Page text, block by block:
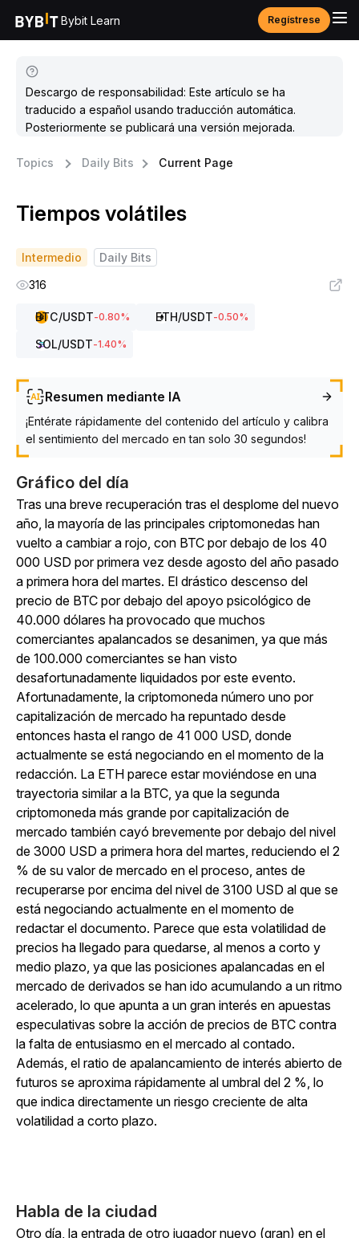
Bybit Learn Regístrese
Descargo de responsabilidad: Este artículo se ha
traducido a español usando traducción automática.
Posteriormente se publicará una versión mejorada.
Topics Daily Bits Current Page
Tiempos volátiles
Intermedio
Daily Bits
316
BTC/USDT-0.80% ETH/USDT-0.50%
SOL/USDT-1.40%
Resumen mediante IA
¡Entérate rápidamente del contenido del artículo y calibra
el sentimiento del mercado en tan solo 30 segundos!
Gráfico del día
Tras una breve recuperación tras el desplome del nuevo
año, la mayoría de las principales criptomonedas han
vuelto a cambiar a rojo, con BTC por debajo de los 40
000 USD por primera vez desde agosto del año pasado
a primera hora del martes. El drástico descenso del
precio de BTC por debajo del apoyo psicológico de
40.000 dólares ha provocado que muchos
comerciantes apalancados se desanimen, ya que más
de 100.000 comerciantes se han visto
desafortunadamente liquidados por este evento.
Afortunadamente, la criptomoneda número uno por
capitalización de mercado ha repuntado desde
entonces hasta el rango de 41 000 USD, donde
actualmente se está negociando en el momento de la
redacción. La ETH parece estar moviéndose en una
trayectoria similar a la BTC, ya que la segunda
criptomoneda más grande por capitalización de
mercado también cayó brevemente por debajo del nivel
de 3000 USD a primera hora del martes, reduciendo el 2
% de su valor de mercado en el proceso, antes de
recuperarse por encima del nivel de 3100 USD al que se
está negociando actualmente en el momento de
redactar el documento. Parece que esta volatilidad de
precios ha llegado para quedarse, al menos a corto y
medio plazo, ya que las posiciones apalancadas en el
mercado de derivados se han ido acumulando a un ritmo
acelerado, lo que apunta a un gran interés en apuestas
especulativas sobre la acción de precios de BTC contra
la falta de entusiasmo en el mercado al contado.
Además, el ratio de apalancamiento de interés abierto de
futuros se aproxima rápidamente al umbral del 2 %, lo
que indica directamente un riesgo creciente de alta
volatilidad a corto plazo.
Habla de la ciudad
Otro día, la entrada de otro jugador nuevo (gran) en el